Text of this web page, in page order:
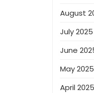
August
July 2025
June
May 2025
April 2025